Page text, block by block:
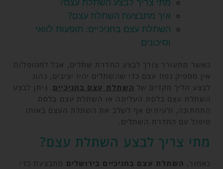
מתי צריך לבצע השתלת עצם?
איך מתבצעת השתלת עצם?
השתלת עצם בחניכיים: תופעות לוואי
וסיכונים
כאשר מתעורר צורך לבצע החדרת שתלים, אבל למטופל/ת
אין מספיק נפח עצם כדי שהשתלים יהיו יציבים, נהוג
לבצע הליך מקדים של השתלת עצם בחניכיים . ניתן לבצע
השתלת עצם בלסת העליונה או השתלת עצם בלסת
התחתונה, ולעיתים אף לשלב את השתלת העצם באותו
טיפול עם החדרת השתלים.
מתי צריך לבצע השתלת עצם?
כאמור, השתלת עצם בחניכיים בירושלים מתבצעת כדי